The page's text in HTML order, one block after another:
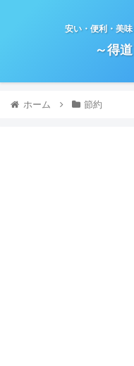
安い・便利・美
～得
ホーム 節約